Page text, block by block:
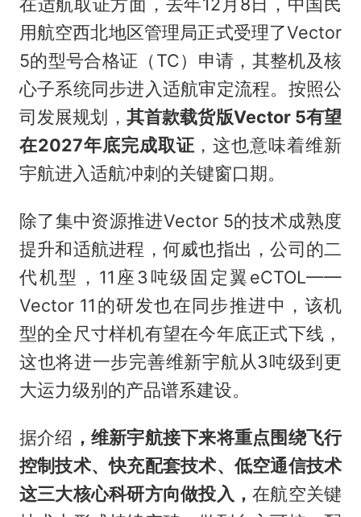
用航空西北地区管理局正式受理了Vector
5的型号合格证（TC）申请，其整机及核
心子系统同步进入适航审定流程。按照公
司发展规划， 其首款载货版Vector 5有望
在2027年底完成取证 ，这也意味着维新
宇航进入适航冲刺的关键窗口期。
除了集中资源推进Vector 5的技术成熟度
提升和适航进程，何威也指出，公司的二
代机型，11座3吨级固定翼eCTOL——
Vector 11的研发也在同步推进中，该机
型的全尺寸样机有望在今年底正式下线，
这也将进一步完善维新宇航从3吨级到更
大运力级别的产品谱系建设。
据介绍 ，维新宇航接下来将重点围绕飞行
控制技术、快充配套技术、低空通信技术
这三大核心科研方向做投入，在航空关键